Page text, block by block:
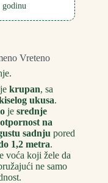
godinu
Vreteno
je krupan, sa
ukusa.
je srednje
otpornost na
sadnju pored
1,2 metra.
voća koji žele da
ne samo